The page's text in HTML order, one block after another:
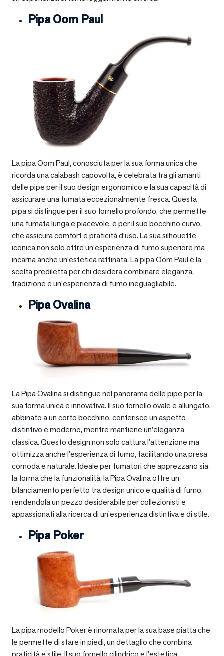
Pipa Oom Paul
La pipa Oom Paul, conosciuta per la sua forma unica che
ricorda una calabash capovolta, è celebrata tra gli amanti
delle pipe per il suo design ergonomico e la sua capacità di
assicurare una fumata eccezionalmente fresca. Questa
pipa si distingue per il suo fornello profondo, che permette
una fumata lunga e piacevole, e per il suo bocchino curvo,
che assicura comfort e praticità d’uso. La sua silhouette
iconica non solo offre un’esperienza di fumo superiore ma
incarna anche un’estetica raffinata. La pipa Oom Paul è la
scelta prediletta per chi desidera combinare eleganza,
tradizione e un’esperienza di fumo ineguagliabile.
Pipa Ovalina
La Pipa Ovalina si distingue nel panorama delle pipe per la
sua forma unica e innovativa. Il suo fornello ovale e allungato,
abbinato a un corto bocchino, conferisce un aspetto
distintivo e moderno, mentre mantiene un’eleganza
classica. Questo design non solo cattura l’attenzione ma
ottimizza anche l’esperienza di fumo, facilitando una presa
comoda e naturale. Ideale per fumatori che apprezzano sia
la forma che la funzionalità, la Pipa Ovalina offre un
bilanciamento perfetto tra design unico e qualità di fumo,
rendendola un pezzo desiderabile per collezionisti e
appassionati alla ricerca di un’esperienza distintiva e di stile.
Pipa Poker
La pipa modello Poker è rinomata per la sua base piatta che
le permette di stare in piedi, un dettaglio che combina